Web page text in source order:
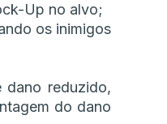
Up no alvo;
os inimigos
dano reduzido,
do dano